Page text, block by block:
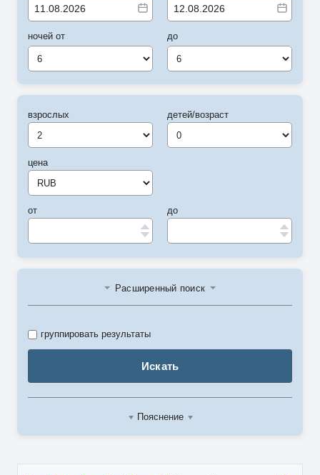
ночей от
6
до
6
взрослых
цена
от
детей/возраст
до
Расширенный поиск
Искать
группировать результаты
Пояснение